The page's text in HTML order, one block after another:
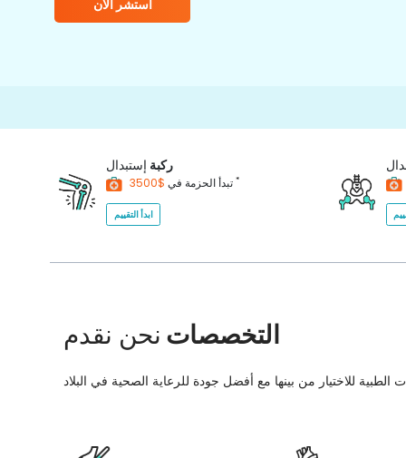
استشر الآن
ركبة إستبدال
تبدأ الحزمة في *
ابدأ التقييم
التخصصات نحن نقدم